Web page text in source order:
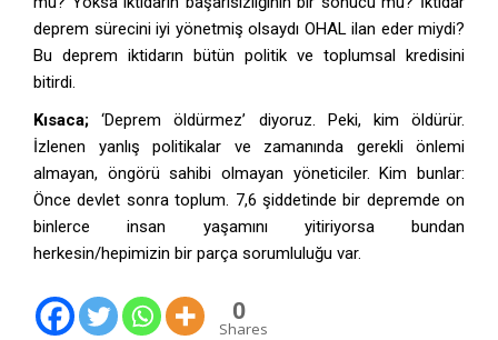
deprem sürecini iyi yönetmiş olsaydı OHAL ilan eder miydi?
Bu deprem iktidarın bütün politik ve toplumsal kredisini
bitirdi.
Kısaca; ‘Deprem öldürmez’ diyoruz. Peki, kim öldürür.
İzlenen yanlış politikalar ve zamanında gerekli önlemi
almayan, öngörü sahibi olmayan yöneticiler. Kim bunlar:
Önce devlet sonra toplum. 7,6 şiddetinde bir depremde on
binlerce insan yaşamını yitiriyorsa bundan
herkesin/hepimizin bir parça sorumluluğu var.
0
Shares